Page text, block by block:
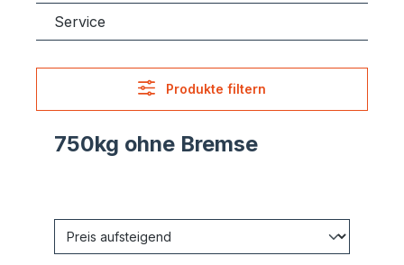
Service
Produkte filtern
750kg ohne Bremse